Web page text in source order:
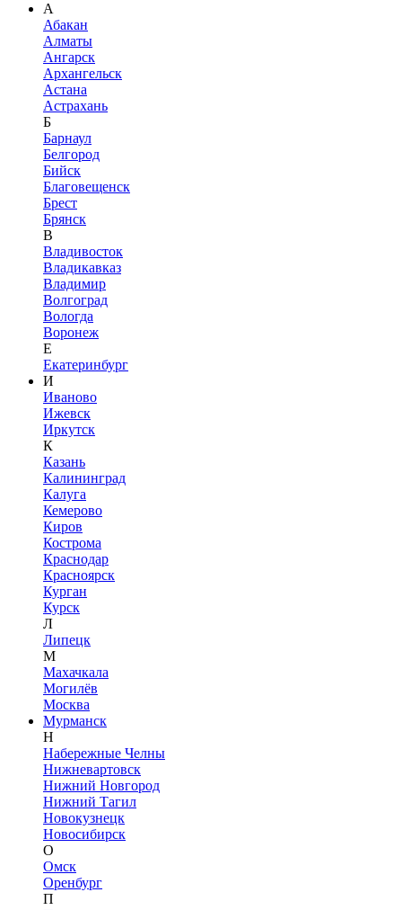
А
Абакан
Алматы
Ангарск
Архангельск
Астана
Астрахань
Б
Барнаул
Белгород
Бийск
Благовещенск
Брест
Брянск
В
Владивосток
Владикавказ
Владимир
Волгоград
Вологда
Воронеж
Е
Екатеринбург
И
Иваново
Ижевск
Иркутск
К
Казань
Калининград
Калуга
Кемерово
Киров
Кострома
Краснодар
Красноярск
Курган
Курск
Л
Липецк
М
Махачкала
Могилёв
Москва
Мурманск
Н
Набережные Челны
Нижневартовск
Нижний Новгород
Нижний Тагил
Новокузнецк
Новосибирск
О
Омск
Оренбург
П